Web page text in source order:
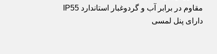
مقاوم در برابر آب و گردوغبار استاندارد IP55
دارای پنل لمسی